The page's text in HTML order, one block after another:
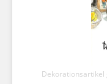
Dekorationsartikel